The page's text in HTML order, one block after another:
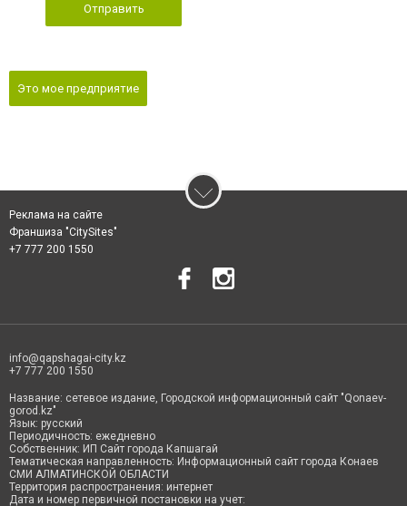
Отправить
Это мое предприятие
Реклама на сайте
Франшиза "CitySites"
+7 777 200 1550
info@qapshagai-city.kz
+7 777 200 1550
Название: сетевое издание, Городской информационный сайт "Qonaev-
gorod.kz"
Язык: русский
Периодичность: ежедневно
Собственник: ИП Сайт города Капшагай
Тематическая направленность: Информационный сайт города Конаев
СМИ АЛМАТИНСКОЙ ОБЛАСТИ
Территория распространения: интернет
Дата и номер первичной постановки на учет: